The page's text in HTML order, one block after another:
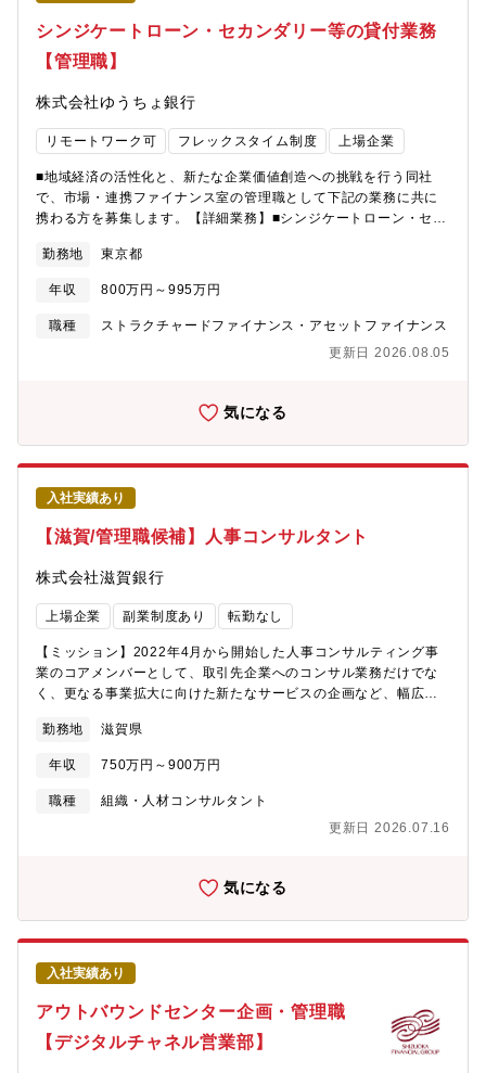
シンジケートローン・セカンダリー等の貸付業務
【管理職】
株式会社ゆうちょ銀行
リモートワーク可 フレックスタイム制度 上場企業
■地域経済の活性化と、新たな企業価値創造への挑戦を行う同社
で、市場・連携ファイナンス室の管理職として下記の業務に共に
携わる方を募集します。【詳細業務】■シンジケートローン・セカ
成、契約書類作成、融資実行～期中管理まで一連の業務■新たな貸
付領域の拡大等に関わる企画業務等→LBOファイナンスへのシン
ジケートローンの参加【業務補足】・シンジケートローンの立ち
位置：参加行側が中心・シンジケートローンとセカンダリーの割
能エネルギーのプロジェクトファイナンスやLBOファイナンス案
ています。・案件規模：数百億単位がメインです。【組織構成】
地域共創推進部 市場・連携ファイナンス室（12名：室長1名、グ
ループリーダー2名、メンバー9名）※年齢構成：20代後半～30代
前半が半数、40代以降が半数※中途入行者：3名【魅力ポイント】
■案件着信から貸出時の企業分析やリスクを最小限に抑える期中管
理まで一気通貫の業務経験ができる。■再生可能エネルギー等の貸
付を通じて、持続可能な未来と地域への貢献ができる。■一般事業
法人の大型案件からプロジェクトファイナンス等に至るまで、多
岐にわたる領域で様々な貸付業務に携わることが可能。■役職定年
が60歳のため、安定して働くことが可能です。【働き方】柔軟な
勤務時間設定やテレワークの推奨による個人のライフスタイルに
合わせた働き方を実現しています。【キャリアに関して】当業務
を長く担当していただくことを想定していますが、ご希望なども
踏まえ、社内関連部署でのキャリアを積んでご活躍いただくこと
も可能です。
勤務地 東京都
年収 800万円～995万円
職種
ストラクチャードファイナンス・アセットファイナンス
更新日 2026.08.05
気になる
入社実績あり
【滋賀/管理職候補】人事コンサルタント
株式会社滋賀銀行
上場企業 副業制度あり 転勤なし
【ミッション】2022年4月から開始した人事コンサルティング事
業のコアメンバーとして、取引先企業へのコンサル業務だけでな
く、更なる事業拡大に向けた新たなサービスの企画など、幅広く
のあったニーズのある顧客になります。※新規開拓をするのでは
なく、そもそもニーズがある顧客になるのでご提案内容にこだわ
ったコンサルティング業務が行えます。＜商材内容＞・主に人事
制度に関するコンサルティング業務を行います。※等級/評価/報酬
の提案まで全て一連の流れを担当し、案件は契約から大体1年程度
（1）拡大中の組織で裁量権を持って行える点単なる人事コンサル
業務だけでなく、まだ立ち上げて間もない事業であり、新たにサ
ービスを立ち上げるなど企画要素の仕事にも携われます。（2）金
融サービスだけでない「課題解決型金融情報サービス業」への変
革を目指す銀行のミッションにチャレンジできます。（3）金融機
関としての信用を頂いている状態からご提案ができるので、顧客
にとって最適なご提案につなげることができます。【配属組織】5
名の組織となっております。※事業立ち上げに携わっている2名と
直近1年以内の中途採用者2名／人事異動者1名になっております。
勤務地 滋賀県
年収 750万円～900万円
職種
組織・人材コンサルタント
更新日 2026.07.16
気になる
入社実績あり
アウトバウンドセンター企画・管理職
【デジタルチャネル営業部】